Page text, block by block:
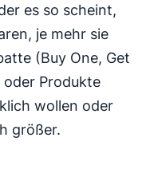
es so scheint,
je mehr sie
(Buy One, Get
Produkte
wollen oder
größer.